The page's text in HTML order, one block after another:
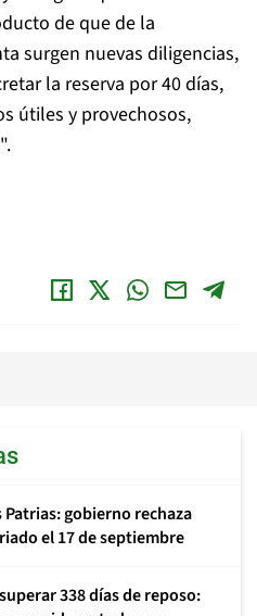
de que de la
surgen nuevas diligencias,
la reserva por 40 días,
útiles y provechosos,
gobierno rechaza
el 17 de septiembre
338 días de reposo: